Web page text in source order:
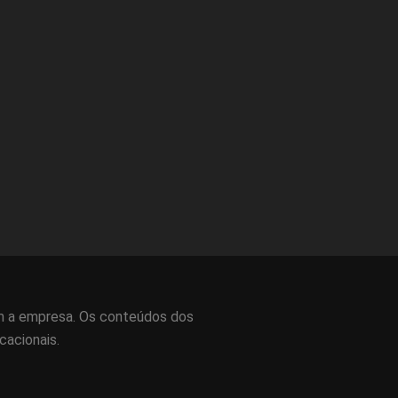
a empresa. Os conteúdos dos